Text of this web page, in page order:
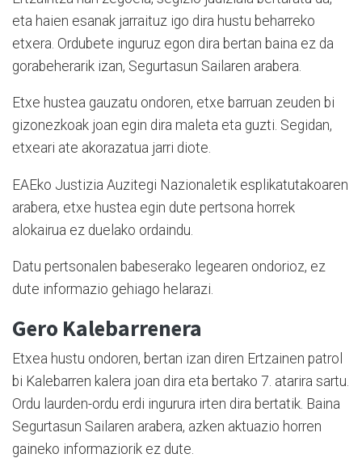
eta haien esanak jarraituz igo dira hustu beharreko
etxera. Ordubete inguruz egon dira bertan baina ez da
gorabeherarik izan, Segurtasun Sailaren arabera.
Etxe hustea gauzatu ondoren, etxe barruan zeuden bi
gizonezkoak joan egin dira maleta eta guzti. Segidan,
etxeari ate akorazatua jarri diote.
EAEko Justizia Auzitegi Nazionaletik esplikatutakoaren
arabera, etxe hustea egin dute pertsona horrek
alokairua ez duelako ordaindu.
Datu pertsonalen babeserako legearen ondorioz, ez
dute informazio gehiago helarazi.
Gero Kalebarrenera
Etxea hustu ondoren, bertan izan diren Ertzainen patrol
bi Kalebarren kalera joan dira eta bertako 7. atarira sartu.
Ordu laurden-ordu erdi ingurura irten dira bertatik. Baina
Segurtasun Sailaren arabera, azken aktuazio horren
gaineko informaziorik ez dute.